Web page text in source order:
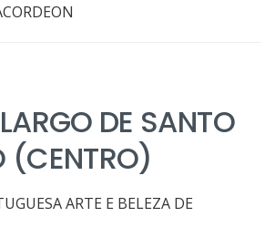
DE SANTO
(CENTRO)
ARTE E BELEZA DE